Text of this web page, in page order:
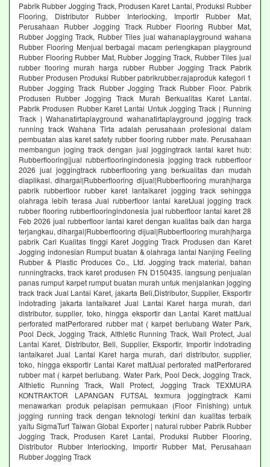
Pabrik Rubber Jogging Track, Produsen Karet Lantai, Produksi Rubber
Flooring, Distributor Rubber Interlocking, Importir Rubber Mat,
Perusahaan Rubber Jogging Track Rubber Flooring Rubber Mat,
Rubber Jogging Track, Rubber Tiles jual wahanaplayground wahana
Rubber Flooring Menjual berbagai macam perlengkapan playground
Rubber Flooring Rubber Mat, Rubber Jogging Track, Rubber Tiles jual
rubber flooring murah harga rubber Rubber Jogging Track Pabrik
Rubber Produsen Produksi Rubber pabrikrubber.rajaproduk kategori 1
Rubber Jogging Track Rubber Jogging Track Rubber Floor. Pabrik
Produsen Rubber Jogging Track Murah Berkualitas Karet Lantai.
Pabrik Produsen Rubber Karet Lantai Untuk Jogging Track | Running
Track | Wahanatirtaplayground wahanatirtaplayground jogging track
running track Wahana Tirta adalah perusahaan profesional dalam
pembuatan alas karet safety rubber flooring rubber mate. Perusahaan
membangun joging track dengan jual joggingtrack lantai karet hub:
Rubberflooring|jual rubberflooringindonesia jogging track rubberfloor
2026 jual joggingtrack rubberflooring yang berkualitas dan mudah
diaplikasi. dihargai|Rubberflooring dijual|Rubberflooring murah|harga
pabrik rubberfloor rubber karet lantaikaret jogging track sehingga
olahraga lebih terasa Jual rubberfloor lantai karetJual jogging track
rubber flooring rubberflooringindonesia jual rubberfloor lantai karet 28
Feb 2026 jual rubberfloor lantai karet dengan kualitas baik dan harga
terjangkau, dihargai|Rubberflooring dijual|Rubberflooring murah|harga
pabrik Cari Kualitas tinggi Karet Jogging Track Produsen dan Karet
Jogging indonesian Rumput buatan & olahraga lantai Nanjing Feeling
Rubber & Plastic Produces Co., Ltd. Jogging track material, bahan
runningtracks, track karet produsen FN D150435. langsung penjualan
panas rumput karpet rumput buatan murah untuk menjalankan jogging
track track Jual Lantai Karet, jakarta Beli,Distributor, Supplier, Eksportir
indotrading jakarta lantaikaret Jual Lantai Karet harga murah, dari
distributor, supplier, toko, hingga eksportir dan Lantai Karet mattJual
perforated matPerforared rubber mat ( karpet berlubang Water Park,
Pool Deck, Jogging Track, Althletic Running Track, Wall Protect, Jual
Lantai Karet, Distributor, Beli, Supplier, Eksportir, Importir indotrading
lantaikaret Jual Lantai Karet harga murah, dari distributor, supplier,
toko, hingga eksportir Lantai Karet mattJual perforated matPerforared
rubber mat ( karpet berlubang. Water Park, Pool Deck, Jogging Track,
Althletic Running Track, Wall Protect, Jogging Track TEXMURA
KONTRAKTOR LAPANGAN FUTSAL texmura joggingtrack Kami
menawarkan produk pelapisan permukaan (Floor Finishing) untuk
jogging running track dengan teknologi terkini dan kualitas terbaik
yaitu SigmaTurf Taiwan Global Exporter | natural rubber Pabrik Rubber
Jogging Track, Produsen Karet Lantai, Produksi Rubber Flooring,
Distributor Rubber Interlocking, Importir Rubber Mat, Perusahaan
Rubber Jogging Track